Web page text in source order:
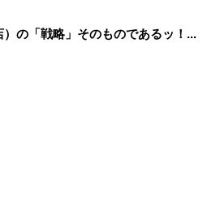
の「戦略」そのものであるッ！...